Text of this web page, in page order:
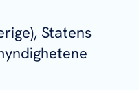
Statens